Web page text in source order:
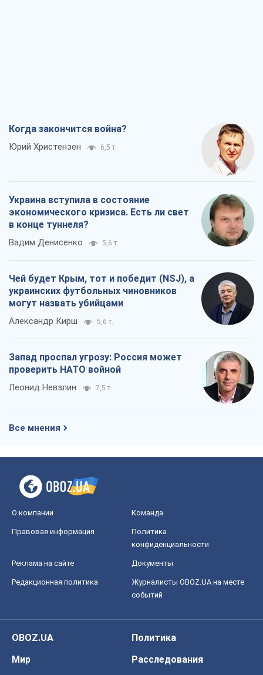
Когда закончится война?
Юрий Христензен 6,5 т.
Украина вступила в состояние
экономического кризиса. Есть ли свет
в конце туннеля?
Вадим Денисенко 5,6 т.
Чей будет Крым, тот и победит (NSJ), а
украинских футбольных чиновников
могут назвать убийцами
Александр Кирш 5,6 т.
Запад проспал угрозу: Россия может
проверить НАТО войной
Леонид Невзлин 7,5 т.
Все мнения
О компании Команда
Правовая информация
Политика
конфиденциальности
Реклама на сайте Документы
Редакционная политика
Журналисты OBOZ.UA на месте
событий
OBOZ.UA
Политика
Мир
Расследования